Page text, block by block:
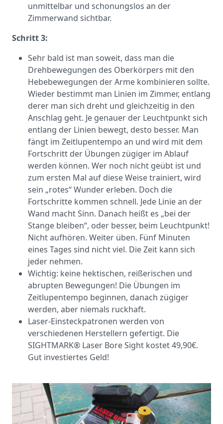
unmittelbar und schonungslos an der
Zimmerwand sichtbar.
Schritt 3:
Sehr bald ist man soweit, dass man die
Drehbewegungen des Oberkörpers mit den
Hebebewegungen der Arme kombinieren sollte.
Wieder bestimmt man Linien im Zimmer, entlang
derer man sich dreht und gleichzeitig in den
Anschlag geht. Je genauer der Leuchtpunkt sich
entlang der Linien bewegt, desto besser. Man
fängt im Zeitlupentempo an und wird mit dem
Fortschritt der Übungen zügiger im Ablauf
werden können. Wer noch nicht geübt ist und
zum ersten Mal auf diese Weise trainiert, wird
sein „rotes“ Wunder erleben. Doch die
Fortschritte kommen schnell. Jede Linie an der
Wand macht Sinn. Danach heißt es „bei der
Stange bleiben“, oder besser, beim Leuchtpunkt!
Nicht aufhören. Weiter üben. Fünf Minuten
eines Tages sind nicht viel. Die Zeit kann sich
jeder nehmen.
Wichtig: keine hektischen, reißerischen und
abrupten Bewegungen! Die Übungen im
Zeitlupentempo beginnen, danach zügiger
werden, aber niemals ruckhaft.
Laser-Einsteckpatronen werden von
verschiedenen Herstellern gefertigt. Die
SIGHTMARK® Laser Bore Sight kostet 49,90€.
Gut investiertes Geld!